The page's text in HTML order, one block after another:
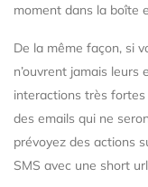
moment dans la boîte
De la même façon, si
n’ouvrent jamais
interactions très fortes
des emails qui ne
prévoyez des actions
SMS avec une short